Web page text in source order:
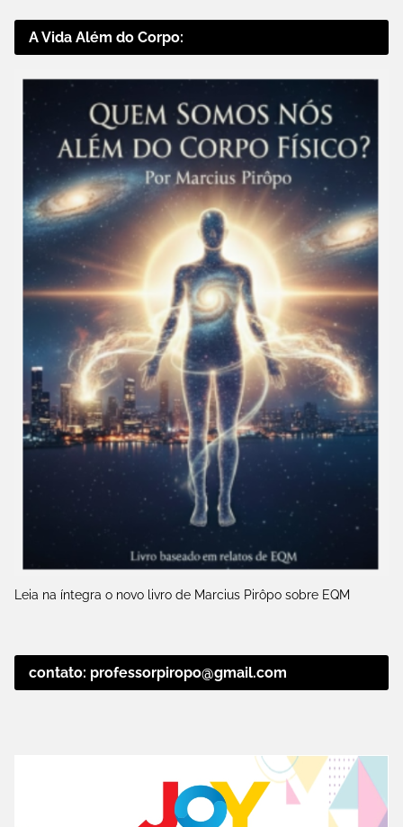
A Vida Além do Corpo:
Leia na íntegra o novo livro de Marcius Pirôpo sobre EQM
contato: professorpiropo@gmail.com